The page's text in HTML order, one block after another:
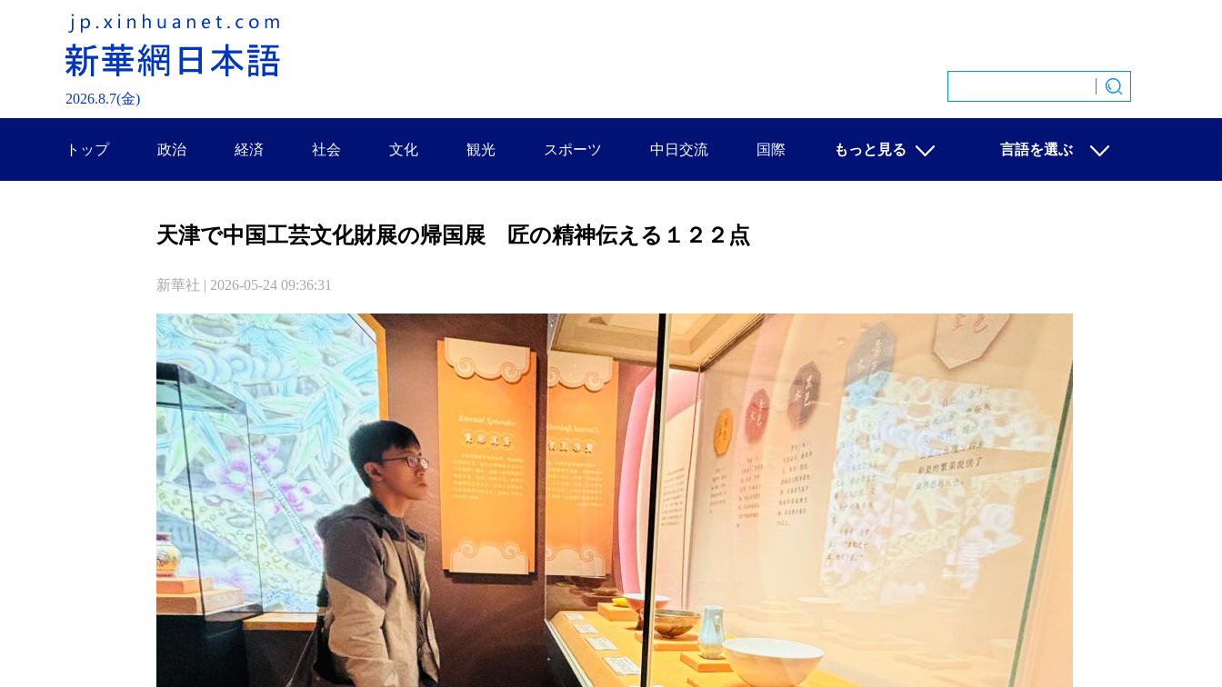
2026.8.7(金)
トップ 政治 経済 社会 文化 観光 スポーツ 中日交流 国際 もっと見る 言語を選ぶ
Deutsch
Português
天津で中国工芸文化財展の帰国展 匠の精神伝える１２２点
新華社 | 2026-05-24 09:36:31